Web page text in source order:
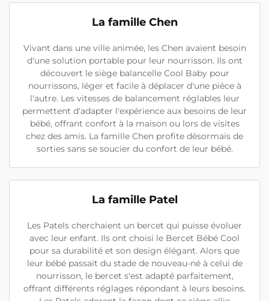
La famille Chen
Vivant dans une ville animée, les Chen avaient besoin
d'une solution portable pour leur nourrisson. Ils ont
découvert le siège balancelle Cool Baby pour
nourrissons, léger et facile à déplacer d'une pièce à
l'autre. Les vitesses de balancement réglables leur
permettent d'adapter l'expérience aux besoins de leur
bébé, offrant confort à la maison ou lors de visites
chez des amis. La famille Chen profite désormais de
sorties sans se soucier du confort de leur bébé.
La famille Patel
Les Patels cherchaient un bercet qui puisse évoluer
avec leur enfant. Ils ont choisi le Bercet Bébé Cool
pour sa durabilité et son design élégant. Alors que
leur bébé passait du stade de nouveau-né à celui de
nourrisson, le bercet s'est adapté parfaitement,
offrant différents réglages répondant à leurs besoins.